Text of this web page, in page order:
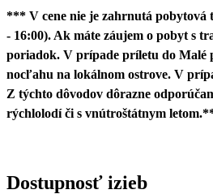
*** V cene nie je zahrnutá pobytová
- 16:00). Ak máte záujem o pobyt s
poriadok. V prípade príletu do Malé
nocľahu na lokálnom ostrove. V
Z týchto dôvodov dôrazne
rýchlolodí či s vnútroštátnym
Dostupnosť izieb